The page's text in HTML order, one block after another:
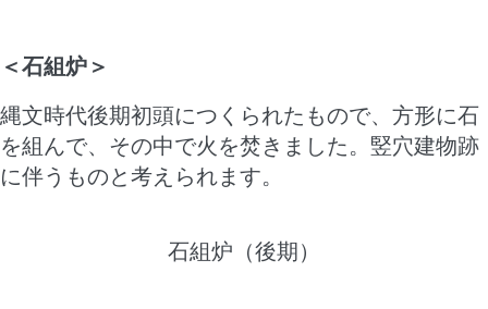
＜石組炉＞
縄文時代後期初頭につくられたもので、方形に石
を組んで、その中で火を焚きました。竪穴建物跡
に伴うものと考えられます。
石組炉（後期）